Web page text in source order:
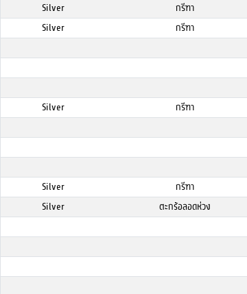
Silver
กรีฑา
Silver
กรีฑา
Silver
กรีฑา
Silver
กรีฑา
Silver
ตะกร้อลอดห่วง